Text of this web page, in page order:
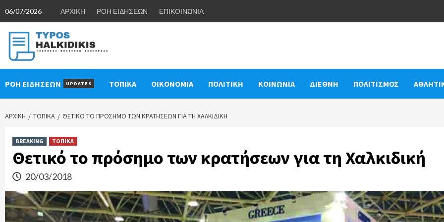
content
06/07/2026 ΑΡΧΙΚΗ ΡΟΗ ΕΙΔΗΣΕΩΝ ΕΠΙΚΟΙΝΩΝΙΑ
ΡΟΗ ΕΙΔΗΣΕΩΝ UPDATES ΤΟΠΙΚΑ ΟΙΚΟΝΟΜΙΑ ΠΟΛΙΤΙΚΗ ΚΟΙΝΩΝΙΑ ΔΙΕΘΝΗ ΠΟΛΙΤΙΣΜΟΣ
ΑΡΧΙΚΉ ΤΟΠΙΚΑ ΘΕΤΙΚΌ ΤΟ ΠΡΌΣΗΜΟ ΤΩΝ ΚΡΑΤΉΣΕΩΝ ΓΙΑ ΤΗ ΧΑΛΚΙΔΙΚΉ
BREAKING ΤΟΠΙΚΑ
Θετικό το πρόσημο των κρατήσεων για τη Χαλκιδική
20/03/2018